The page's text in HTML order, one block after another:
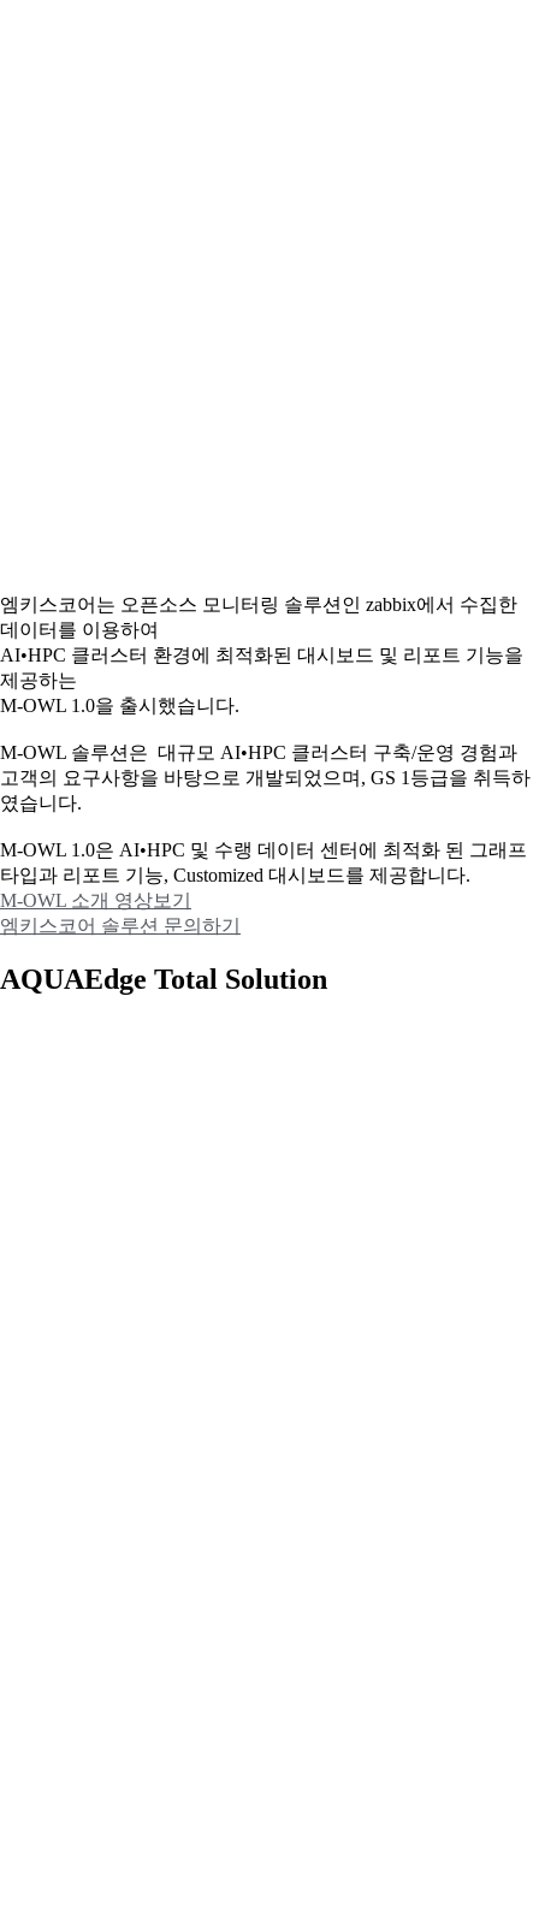
엠키스코어는 오픈소스 모니터링 솔루션인 zabbix에서 수집한
데이터를 이용하여
AI•HPC 클러스터 환경에 최적화된 대시보드 및 리포트 기능을
제공하는
M-OWL 1.0을 출시했습니다.
M-OWL 솔루션은 대규모 AI•HPC 클러스터 구축/운영 경험과
고객의 요구사항을 바탕으로 개발되었으며, GS 1등급을 취득하
였습니다.
M-OWL 1.0은 AI•HPC 및 수랭 데이터 센터에 최적화 된 그래프
타입과 리포트 기능, Customized 대시보드를 제공합니다.
M-OWL 소개 영상보기
엠키스코어 솔루션 문의하기
AQUAEdge Total Solution